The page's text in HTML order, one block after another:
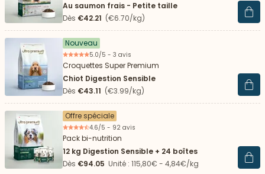
Au saumon frais - Petite taille
Dès €42.21 (€6.70/kg) Voir
Nouveau
5.0/5 - 3 avis
Croquettes Super Premium
Chiot Digestion Sensible
Dès €43.11 (€3.99/kg) Voir
Offre spéciale
4.6/5 - 92 avis
Pack bi-nutrition
12 kg Digestion Sensible + 24 boîtes
Dès €94.05 Unité : 115,80€ - 4,84€/kg Voir